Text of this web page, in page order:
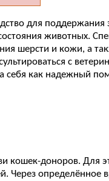
для
животных.
шерсти и кожи, а
с
как надежный
кошек-доноров. Для
Через определённое